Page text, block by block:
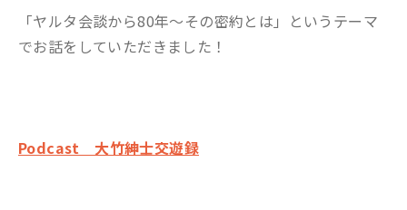
「ヤルタ会談から80年〜その密約とは」というテーマ
でお話をしていただきました！
Podcast 大竹紳士交遊録